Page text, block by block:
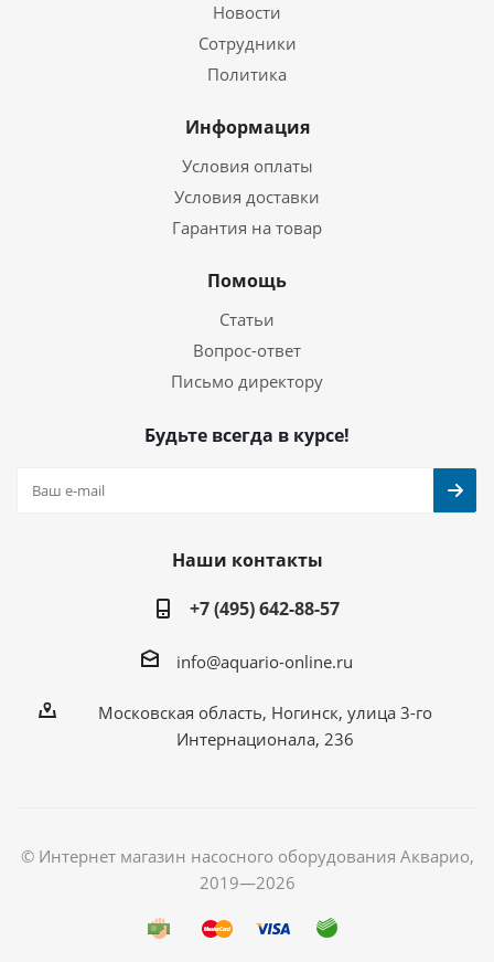
Новости
Сотрудники
Политика
Информация
Условия оплаты
Условия доставки
Гарантия на товар
Помощь
Статьи
Вопрос-ответ
Письмо директору
Будьте всегда в курсе!
Наши контакты
+7 (495) 642-88-57
info@aquario-online.ru
Московская область, Ногинск, улица 3-го
Интернационала, 236
© Интернет магазин насосного оборудования Акварио,
2019—2026